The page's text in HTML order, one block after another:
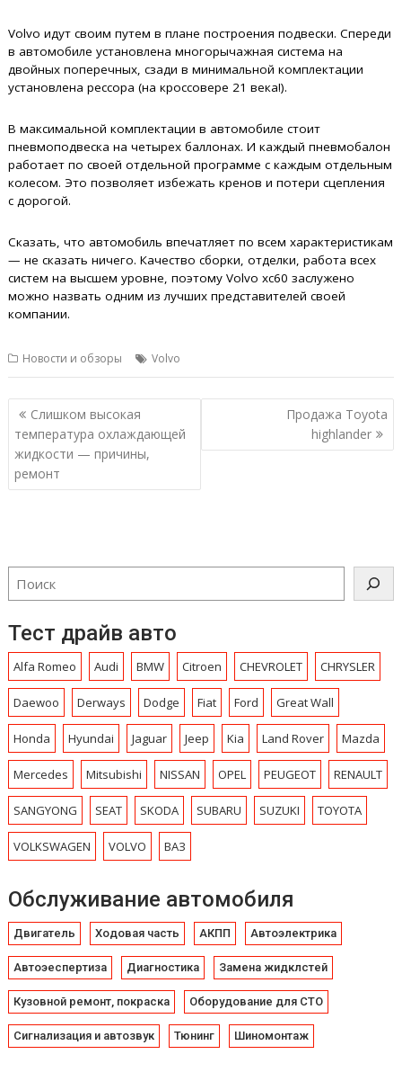
Volvo идут своим путем в плане построения подвески. Спереди
в автомобиле установлена многорычажная система на
двойных поперечных, сзади в минимальной комплектации
установлена рессора (на кроссовере 21 века!).
В максимальной комплектации в автомобиле стоит
пневмоподвеска на четырех баллонах. И каждый пневмобалон
работает по своей отдельной программе с каждым отдельным
колесом. Это позволяет избежать кренов и потери сцепления
с дорогой.
Сказать, что автомобиль впечатляет по всем характеристикам
— не сказать ничего. Качество сборки, отделки, работа всех
систем на высшем уровне, поэтому Volvo xc60 заслужено
можно назвать одним из лучших представителей своей
компании.
Новости и обзоры Volvo
Навигация
по
записям
Слишком высокая
температура охлаждающей
жидкости — причины,
ремонт
Продажа Toyota
highlander
Тест драйв авто
Alfa Romeo Audi BMW Citroen CHEVROLET CHRYSLЕR
Daewoo Derways Dodge Fiat Ford Great Wall
Honda Hyundai Jaguar Jeep Kia Land Rover Mazda
Mercedes Mitsubishi NISSAN OPEL PEUGEOT RENAULT
SANGYONG SEAT SKODA SUBARU SUZUKI TOYOTA
VOLKSWAGEN VOLVO ВАЗ
Обслуживание автомобиля
Двигатель Ходовая часть АКПП Автоэлектрика
Автоэеспертиза Диагностика Замена жидклстей
Кузовной ремонт, покраска Оборудование для СТО
Сигнализация и автозвук Тюнинг Шиномонтаж